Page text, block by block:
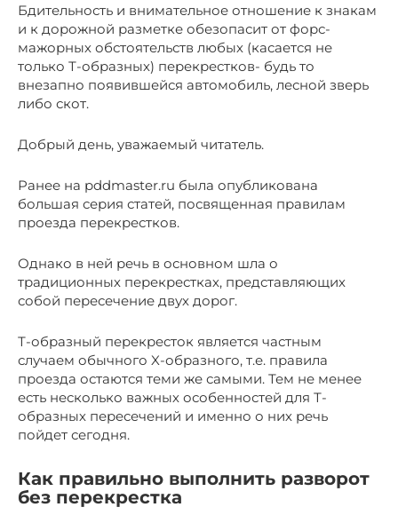
Бдительность и внимательное отношение к знакам
и к дорожной разметке обезопасит от форс-
мажорных обстоятельств любых (касается не
только Т-образных) перекрестков- будь то
внезапно появившейся автомобиль, лесной зверь
либо скот.
Добрый день, уважаемый читатель.
Ранее на pddmaster.ru была опубликована
большая серия статей, посвященная правилам
проезда перекрестков.
Однако в ней речь в основном шла о
традиционных перекрестках, представляющих
собой пересечение двух дорог.
Т-образный перекресток является частным
случаем обычного X-образного, т.е. правила
проезда остаются теми же самыми. Тем не менее
есть несколько важных особенностей для Т-
образных пересечений и именно о них речь
пойдет сегодня.
Как правильно выполнить разворот
без перекрестка